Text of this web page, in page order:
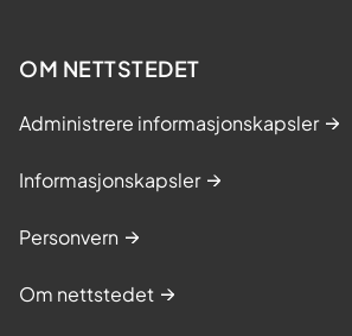
OM NETTSTEDET
Administrere informasjonskapsler
Informasjonskapsler
Personvern
Om nettstedet